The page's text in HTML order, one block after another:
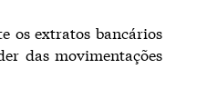
os extratos bancários
das movimentações